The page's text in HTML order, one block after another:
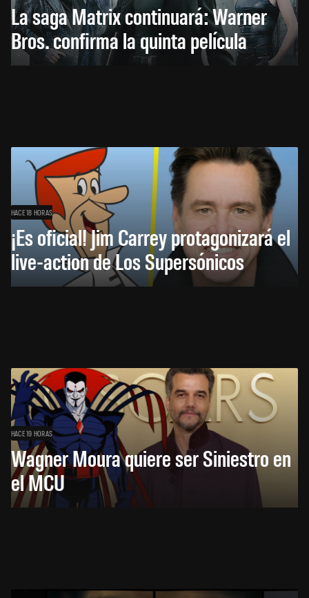
La saga Matrix continuará: Warner
Bros. confirma la quinta película
HACE 18 HORAS
¡Es oficial! Jim Carrey protagonizará el
live-action de Los Supersónicos
HACE 19 HORAS
Wagner Moura quiere ser Siniestro en
el MCU